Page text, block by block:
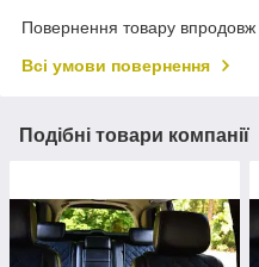
Повернення товару впродовж
Всі умови повернення
Подібні товари компанії